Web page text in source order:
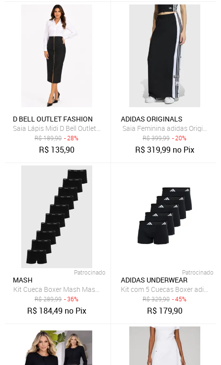
D BELL OUTLET FASHION
Saia Lápis Midi D Bell Outlet Fashion Com Zíper Preto
R$189,90 - 28%
R$ 135,90
ADIDAS ORIGINALS
Saia Feminina adidas Originals
R$399,99 - 20%
R$319,99 no Pix
Patrocinado
MASH
Kit Cueca Boxer Mash Masculina Cintura Elástica 10 Peças Preta
R$289,99 - 36%
R$ 184,49 no Pix
Patrocinado
ADIDAS UNDERWEAR
Kit com 5 Cuecas Boxer adidas
R$329,90 - 45%
R$ 179,90